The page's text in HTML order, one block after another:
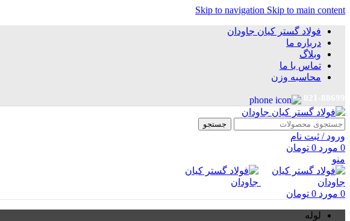
Skip to navigation Skip to main content
فولاد گستر کیان جاودان
درباره ما
وبلاگ
تماس با ما
محاسبه وزن
جستجو
ورود / ثبت نام
0 مورد 0 تومان
منو
0 مورد 0 تومان
لوله